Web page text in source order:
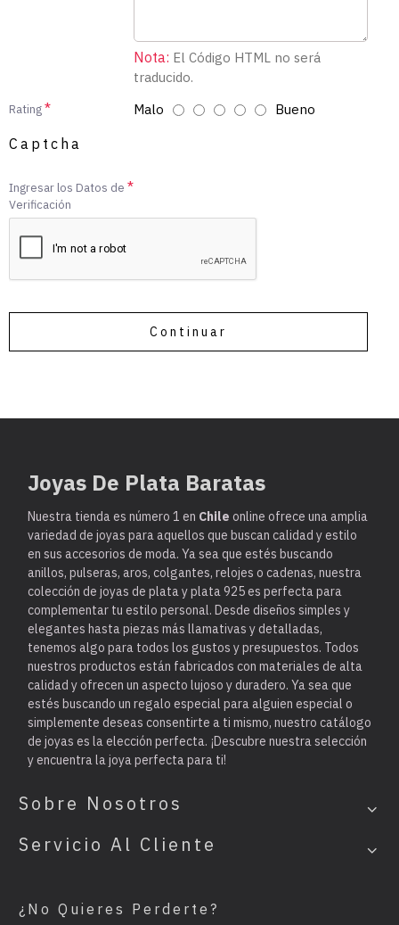
Nota: El Código HTML no será
traducido.
Rating Malo Bueno
Captcha
Ingresar los Datos de
Verificación
Continuar
Joyas De Plata Baratas
Nuestra tienda es número 1 en Chile online ofrece una amplia
variedad de joyas para aquellos que buscan calidad y estilo
en sus accesorios de moda. Ya sea que estés buscando
anillos, pulseras, aros, colgantes, relojes o cadenas, nuestra
colección de joyas de plata y plata 925 es perfecta para
complementar tu estilo personal. Desde diseños simples y
elegantes hasta piezas más llamativas y detalladas,
tenemos algo para todos los gustos y presupuestos. Todos
nuestros productos están fabricados con materiales de alta
calidad y ofrecen un aspecto lujoso y duradero. Ya sea que
estés buscando un regalo especial para alguien especial o
simplemente deseas consentirte a ti mismo, nuestro catálogo
de joyas es la elección perfecta. ¡Descubre nuestra selección
y encuentra la joya perfecta para ti!
Sobre Nosotros
Servicio Al Cliente
¿No Quieres Perderte?